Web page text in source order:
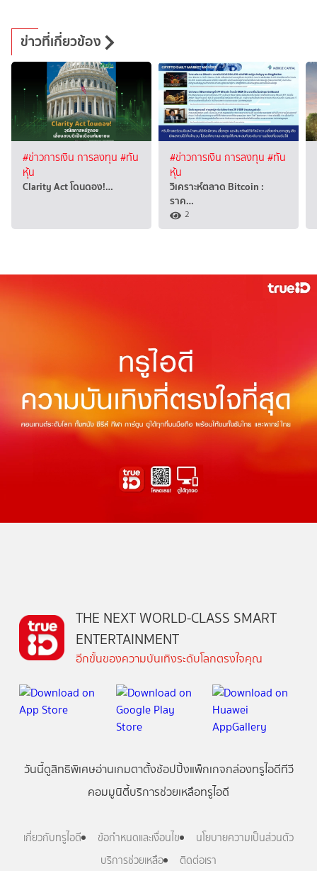
ข่าวที่เกี่ยวข้อง
#ข่าวการเงิน การลงทุน #ทัน
หุ้น
Clarity Act โดนดอง!…
#ข่าวการเงิน การลงทุน #ทัน
หุ้น
วิเคราะห์ตลาด Bitcoin :
ราค…
2
THE NEXT WORLD-CLASS SMART
ENTERTAINMENT
อีกขั้นของความบันเทิงระดับโลกตรงใจคุณ
วันนี้ดูสิทธิพิเศษอ่านเกมตาตั้งช้อปปิ้งแพ็กเกจกล่องทรูไอดีทีวี
คอมมูนิตี้บริการช่วยเหลือทรูไอดี
เกี่ยวกับทรูไอดี ข้อกำหนดและเงื่อนไข
นโยบายความเป็นส่วนตัว
บริการช่วยเหลือ
ติดต่อเรา